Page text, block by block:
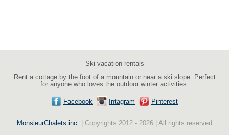
Ski vacation rentals
Rent a cottage by the foot of a mountain or near a ski slope. Perfect
for anyone who loves the outdoor winter activities.
Facebook Intagram Pinterest
MonsieurChalets inc. | Copyrights 2012 - 2026 | All rights reserved